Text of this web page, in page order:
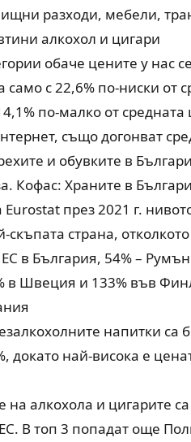
разходи, мебели,
алкохол и цигари
обаче цените у нас
само с 22,6% по-ниски от
по-малко от
също догонват
и обувките в
Кофас: Храните в
през 2021 г.
скъпата страна,
в България, 54% –
в Швеция и 133% във
напитки са
докато най-висока е
на алкохола и цигарите
В топ 3 попадат още